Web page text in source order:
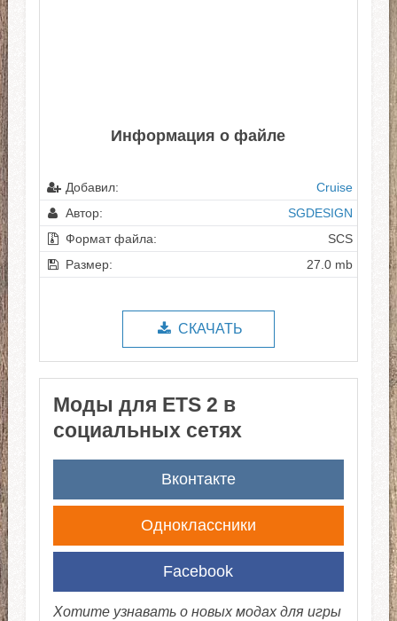
Информация о файле
Добавил:
Cruise
Автор:
SGDESIGN
Формат файла:
SCS
Размер:
27.0 mb
СКАЧАТЬ
Моды для ETS 2 в
социальных сетях
Вконтакте
Одноклассники
Facebook
Хотите узнавать о новых модах для игры